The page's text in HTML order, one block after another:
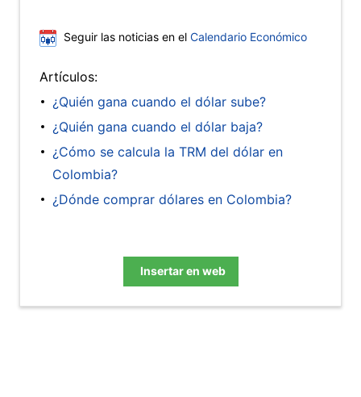
Seguir las noticias en el Calendario Económico
Artículos:
¿Quién gana cuando el dólar sube?
¿Quién gana cuando el dólar baja?
¿Cómo se calcula la TRM del dólar en
Colombia?
¿Dónde comprar dólares en Colombia?
Insertar en web